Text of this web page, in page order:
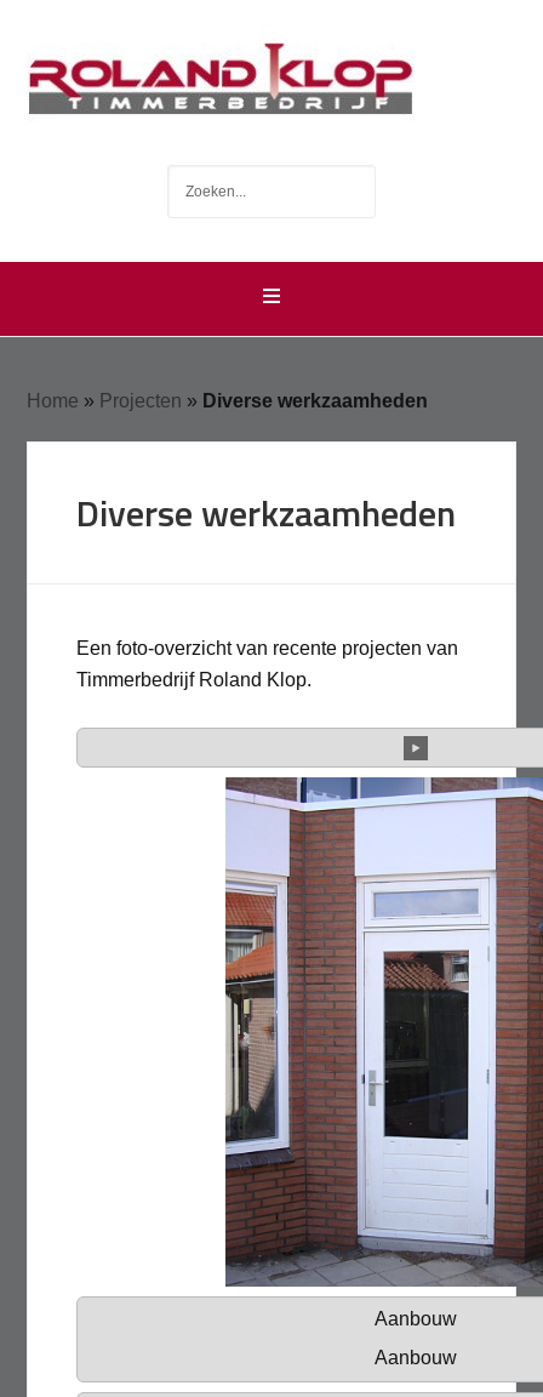
Home » Projecten » Diverse werkzaamheden
Diverse werkzaamheden
Een foto-overzicht van recente projecten van
Timmerbedrijf Roland Klop.
Aanbouw
Aanbouw